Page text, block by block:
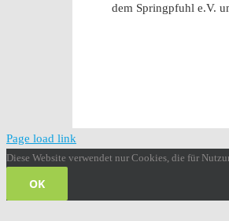
dem Springpfuhl e.V.
Page load link
Diese Website verwendet nur Cookies, die für
OK